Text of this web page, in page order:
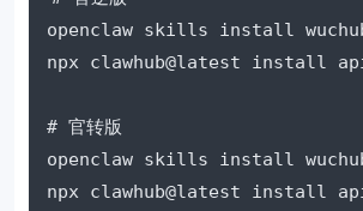
openclaw skills install
npx clawhub@latest install
# 官转版
openclaw skills install
npx clawhub@latest install